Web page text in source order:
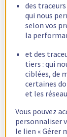
des
qui nous
selon vos
la
et des
tiers : qui
ciblées, de
certaines
et les
Vous pouvez
personnaliser
le lien « Gérer